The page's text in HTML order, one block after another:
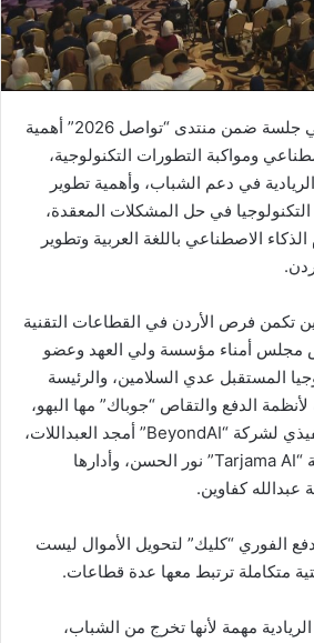
– أكد مشاركون في جلسة ضمن منتدى “تواصل 2026” أهمية
ومواكبة التطورات التكنولوجية،
في دعم الشباب، وأهمية تطوير
في حل المشكلات المعقدة،
الاصطناعي باللغة العربية وتطوير
تكمن فرص الأردن في القطاعات التقنية
مجلس أمناء مؤسسة ولي العهد وعضو
المستقبل عدي السلامين، والرئيسة
لأنظمة الدفع والتقاص “جوباك” مها البهو،
والمؤسس والرئيس التنفيذي لشركة “BeyondAI” أمجد العبداللات،
والرئيسة التنفيذية لشركة “Tarjama AI” نور الحسن، وأدارها
عبدالله كفاوين.
الفوري “كليك” لتحويل الأموال ليست
متكاملة ترتبط معها عدة قطاعات.
مهمة لأنها تخرج من الشباب،